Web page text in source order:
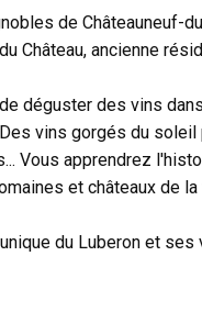
de Châteauneuf-
Château, ancienne
déguster des vins
vins gorgés du
Vous apprendrez
et châteaux de la
du Luberon et